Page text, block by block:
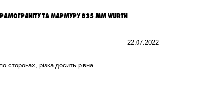
ТА МАРМУРУ Ø35 ММ WURTH
22.07.2022
сторонах, різка досить рівна